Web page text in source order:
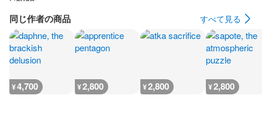
同じ作者の商品 すべて見る
¥4,700 ¥2,800 ¥2,800 ¥2,800